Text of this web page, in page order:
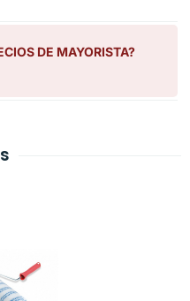
DE MAYORISTA?